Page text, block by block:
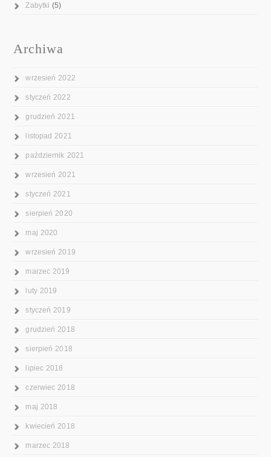
Zabytki (5)
Archiwa
wrzesień 2022
styczeń 2022
grudzień 2021
listopad 2021
październik 2021
wrzesień 2021
styczeń 2021
sierpień 2020
maj 2020
wrzesień 2019
marzec 2019
luty 2019
styczeń 2019
grudzień 2018
sierpień 2018
lipiec 2018
czerwiec 2018
maj 2018
kwiecień 2018
marzec 2018